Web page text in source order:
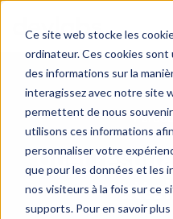
Ce site web stocke les
ordinateur. Ces cookies
des informations sur la
interagissez avec notre site
permettent de nous
utilisons ces informations
personnaliser votre
que pour les données et les
nos visiteurs à la fois sur ce
supports. Pour en savoir
Quel